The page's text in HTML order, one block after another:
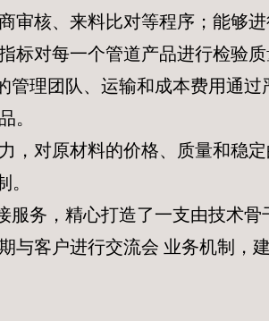
核、来料比对等程序；能够
对每一个管道产品进行检验质
理团队、运输和成本费用通
。
对原材料的价格、质量和稳
务，精心打造了一支由技术
客户进行交流会 业务机制，